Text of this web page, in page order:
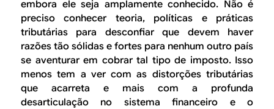
embora ele seja amplamente conhecido. Não é
preciso conhecer teoria, políticas e práticas
tributárias para desconfiar que devem haver
razões tão sólidas e fortes para nenhum outro país
se aventurar em cobrar tal tipo de imposto. Isso
menos tem a ver com as distorções tributárias
que acarreta e mais com a profunda
desarticulação no sistema financeiro e o